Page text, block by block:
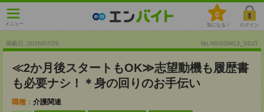
メニュー
0
気になる！ ログイン
掲載日 :2026/07/29 No.NSGOM13_SDJT
≪2か月後スタートもOK≫志望動機も履歴書
も必要ナシ！＊身の回りのお手伝い
職種： 介護関連